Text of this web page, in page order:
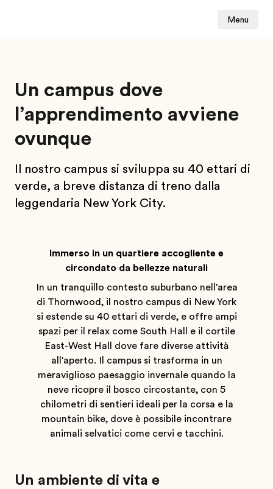
Menu
Un campus dove
l’apprendimento avviene
ovunque
Il nostro campus si sviluppa su 40 ettari di
verde, a breve distanza di treno dalla
leggendaria New York City.
Immerso in un quartiere accogliente e
circondato da bellezze naturali
In un tranquillo contesto suburbano nell'area
di Thornwood, il nostro campus di New York
si estende su 40 ettari di verde, e offre ampi
spazi per il relax come South Hall e il cortile
East-West Hall dove fare diverse attività
all'aperto. Il campus si trasforma in un
meraviglioso paesaggio invernale quando la
neve ricopre il bosco circostante, con 5
chilometri di sentieri ideali per la corsa e la
mountain bike, dove è possibile incontrare
animali selvatici come cervi e tacchini.
Un ambiente di vita e